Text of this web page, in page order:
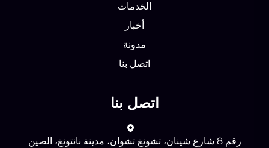
الخدمات
أخبار
مدونة
اتصل بنا
اتصل بنا
رقم 8 شارع شينان، تشونغ تشوان، مدينة نانتونغ، الصين